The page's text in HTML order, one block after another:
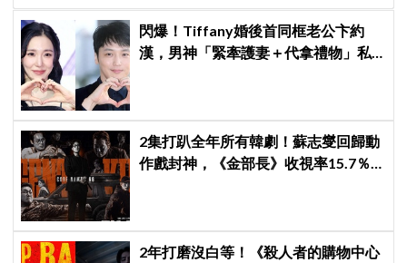
閃爆！Tiffany婚後首同框老公卞約
漢，男神「緊牽護妻＋代拿禮物」私
2集打趴全年所有韓劇！蘇志燮回歸動
作戲封神，《金部長》收視率15.7％
2年打磨沒白等！《殺人者的購物中心